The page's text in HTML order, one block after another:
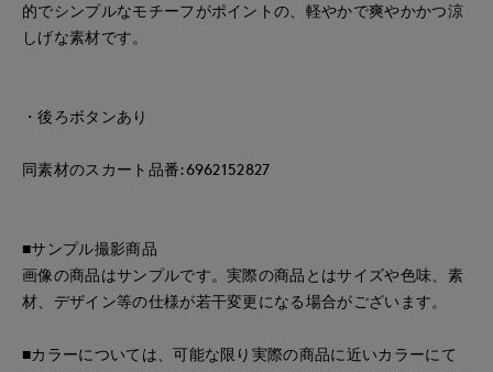
的でシンプルなモチーフがポイントの、軽やかで爽やかかつ涼
しげな素材です。
・後ろボタンあり
同素材のスカート品番:6962152827
■サンプル撮影商品
画像の商品はサンプルです。実際の商品とはサイズや色味、素
材、デザイン等の仕様が若干変更になる場合がございます。
■カラーについては、可能な限り実際の商品に近いカラーにて